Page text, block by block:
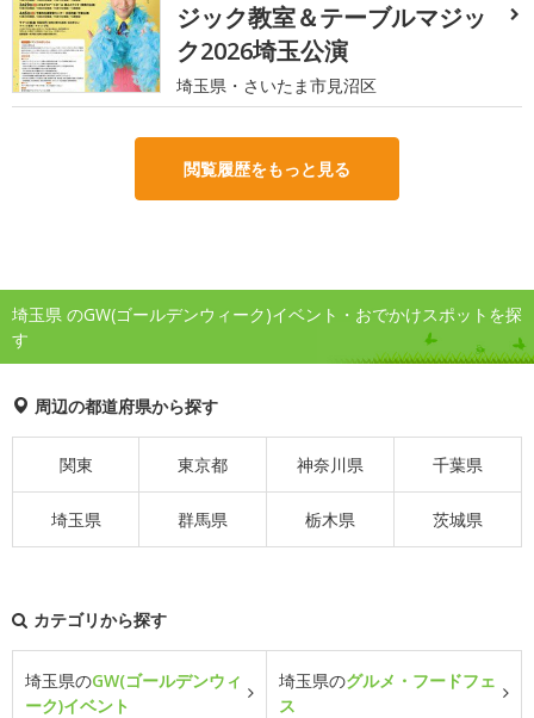
ジック教室＆テーブルマジッ
ク2026埼玉公演
埼玉県・さいたま市見沼区
閲覧履歴をもっと見る
埼玉県 のGW(ゴールデンウィーク)イベント・おでかけスポットを探
す
周辺の都道府県から探す
関東 東京都 神奈川県 千葉県
埼玉県 群馬県 栃木県 茨城県
カテゴリから探す
埼玉県のGW(ゴールデンウィ
ーク)イベント
埼玉県のグルメ・フードフェ
ス